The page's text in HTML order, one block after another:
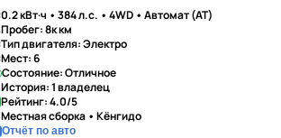
0.2 кВт·ч • 384 л.с. • 4WD • Автомат (AT)
Пробег: 8к км
Тип двигателя: Электро
Мест: 6
Состояние: Отличное
История: 1 владелец
Рейтинг: 4.0/5
Местная сборка • Кёнгидо
Отчёт по авто